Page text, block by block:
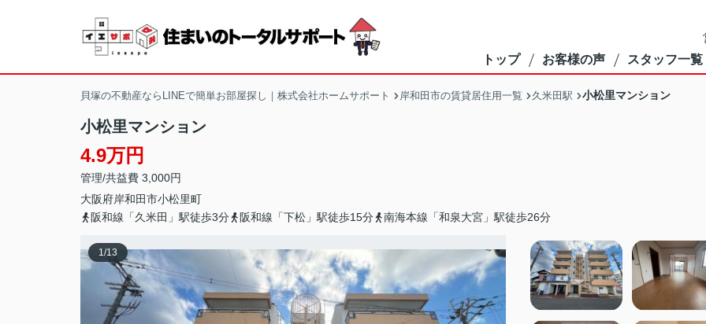
トップ お客様の声 スタッフ一覧
貝塚の不動産ならLINEで簡単お部屋探し｜株式会社ホームサポート 岸和田市の賃貸居住用一覧 久米田駅 小松里マンション
小松里マンション
4.9万円
管理/共益費 3,000円
大阪府岸和田市小松里町
阪和線「久米田」駅徒歩3分
阪和線「下松」駅徒歩15分 南海本線「和泉大宮」駅徒歩26分
1/13